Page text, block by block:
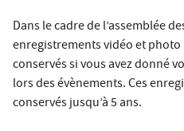
Dans le cadre de l’assemblée
enregistrements vidéo et
conservés si vous avez donné
lors des évènements. Ces
conservés jusqu’à 5 ans.